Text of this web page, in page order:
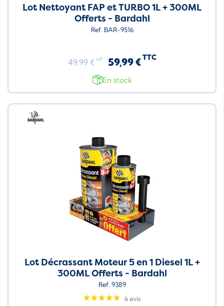
Lot Nettoyant FAP et TURBO 1L + 300ML
Offerts - Bardahl
Ref. BAR-9516
49,99 € HT 59,99 € TTC
En stock
Neuf
Lot Décrassant Moteur 5 en 1 Diesel 1L +
300ML Offerts - Bardahl
Ref. 9389
6 avis